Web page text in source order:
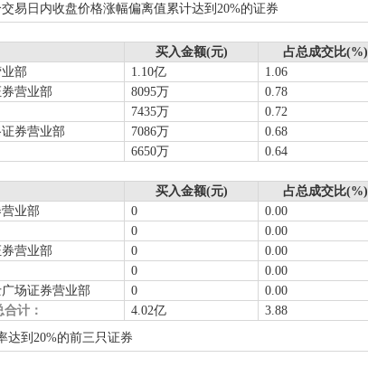
易日内收盘价格涨幅偏离值累计达到20%的证券
买入金额(元) 占总成交比(%)
部
1.10亿 1.06
营业部
8095万 0.78
7435万 0.72
券营业部
7086万 0.68
6650万 0.64
买入金额(元) 占总成交比(%)
业部
0 0.00
0 0.00
营业部
0 0.00
0 0.00
场证券营业部
0 0.00
合计： 4.02亿 3.88
达到20%的前三只证券